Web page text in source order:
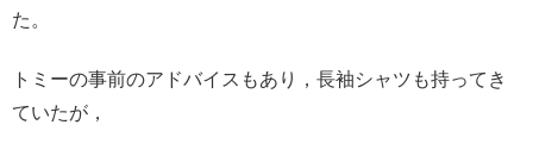
た。
トミーの事前のアドバイスもあり，長袖シャツも持ってき
ていたが，